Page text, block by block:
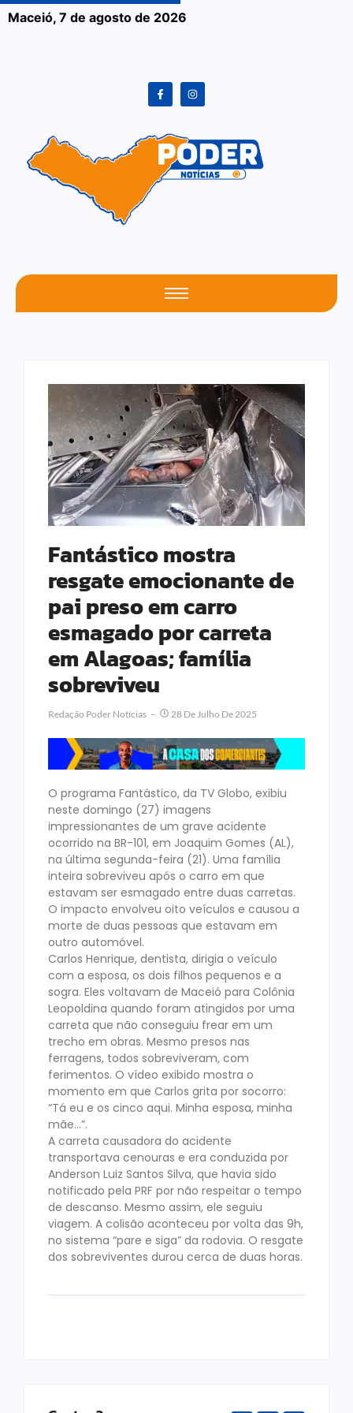
Maceió, 7 de agosto de 2026
O seu portal atualizado
Fantástico mostra
resgate emocionante de
pai preso em carro
esmagado por carreta
em Alagoas; família
sobreviveu
Redação Poder Notícias 28 De Julho De 2025
O programa Fantástico, da TV Globo, exibiu
neste domingo (27) imagens
impressionantes de um grave acidente
ocorrido na BR-101, em Joaquim Gomes (AL),
na última segunda-feira (21). Uma família
inteira sobreviveu após o carro em que
estavam ser esmagado entre duas carretas.
O impacto envolveu oito veículos e causou a
morte de duas pessoas que estavam em
outro automóvel.
Carlos Henrique, dentista, dirigia o veículo
com a esposa, os dois filhos pequenos e a
sogra. Eles voltavam de Maceió para Colônia
Leopoldina quando foram atingidos por uma
carreta que não conseguiu frear em um
trecho em obras. Mesmo presos nas
ferragens, todos sobreviveram, com
ferimentos. O vídeo exibido mostra o
momento em que Carlos grita por socorro:
“Tá eu e os cinco aqui. Minha esposa, minha
mãe…”.
A carreta causadora do acidente
transportava cenouras e era conduzida por
Anderson Luiz Santos Silva, que havia sido
notificado pela PRF por não respeitar o tempo
de descanso. Mesmo assim, ele seguiu
viagem. A colisão aconteceu por volta das 9h,
no sistema “pare e siga” da rodovia. O resgate
dos sobreviventes durou cerca de duas horas.